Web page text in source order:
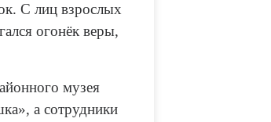
С лиц взрослых
огонёк веры,
музея
а сотрудники